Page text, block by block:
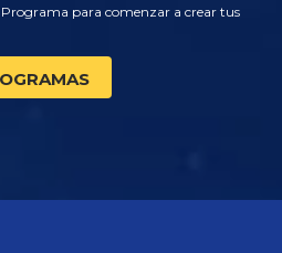
Programa para comenzar a crear tus